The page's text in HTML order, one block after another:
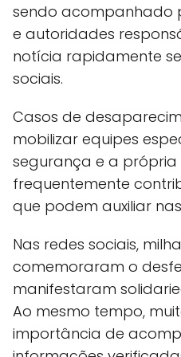
sendo acompanhado
e autoridades
notícia rapidamente
sociais.
Casos de
mobilizar equipes
segurança e a
frequentemente
que podem auxiliar
Nas redes sociais,
comemoraram o
manifestaram
Ao mesmo tempo,
importância de